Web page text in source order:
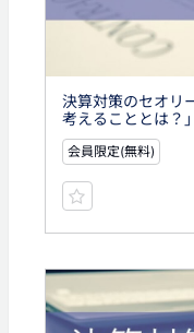
決算対策のセオ
考えることとは？」
会員限定(無料)